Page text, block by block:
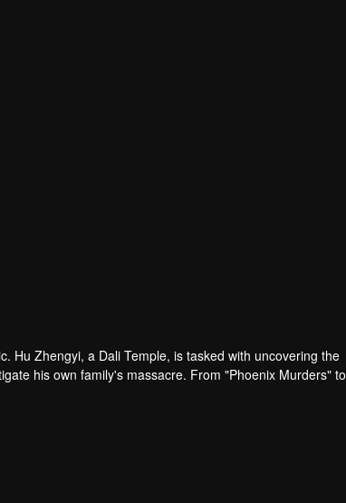
Hu Zhengyi, a Dali Temple, is tasked with uncovering the
his own family's massacre. From "Phoenix Murders" to
life-and-death allies in their pursuit of justice.